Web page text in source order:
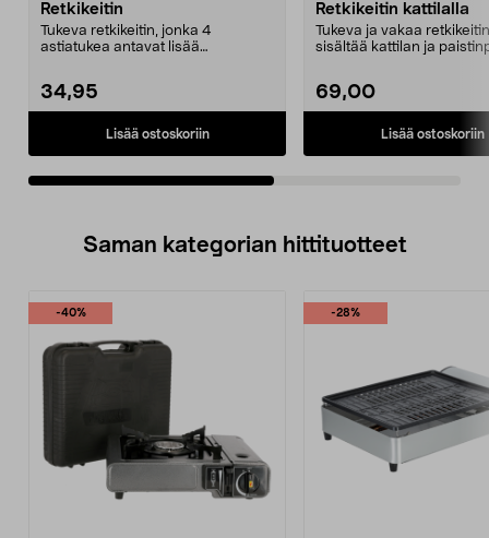
Retkikeitin
Tukeva retkikeitin, jonka 4
astiatukea antavat lisää
34,95
Lisää ostoskoriin
Retkikeitin kattilalla
Tukeva ja vakaa
sisältää kattilan ja
69,00
Lisää ostoskoriin
Saman kategorian hittituotteet
-40% -28%